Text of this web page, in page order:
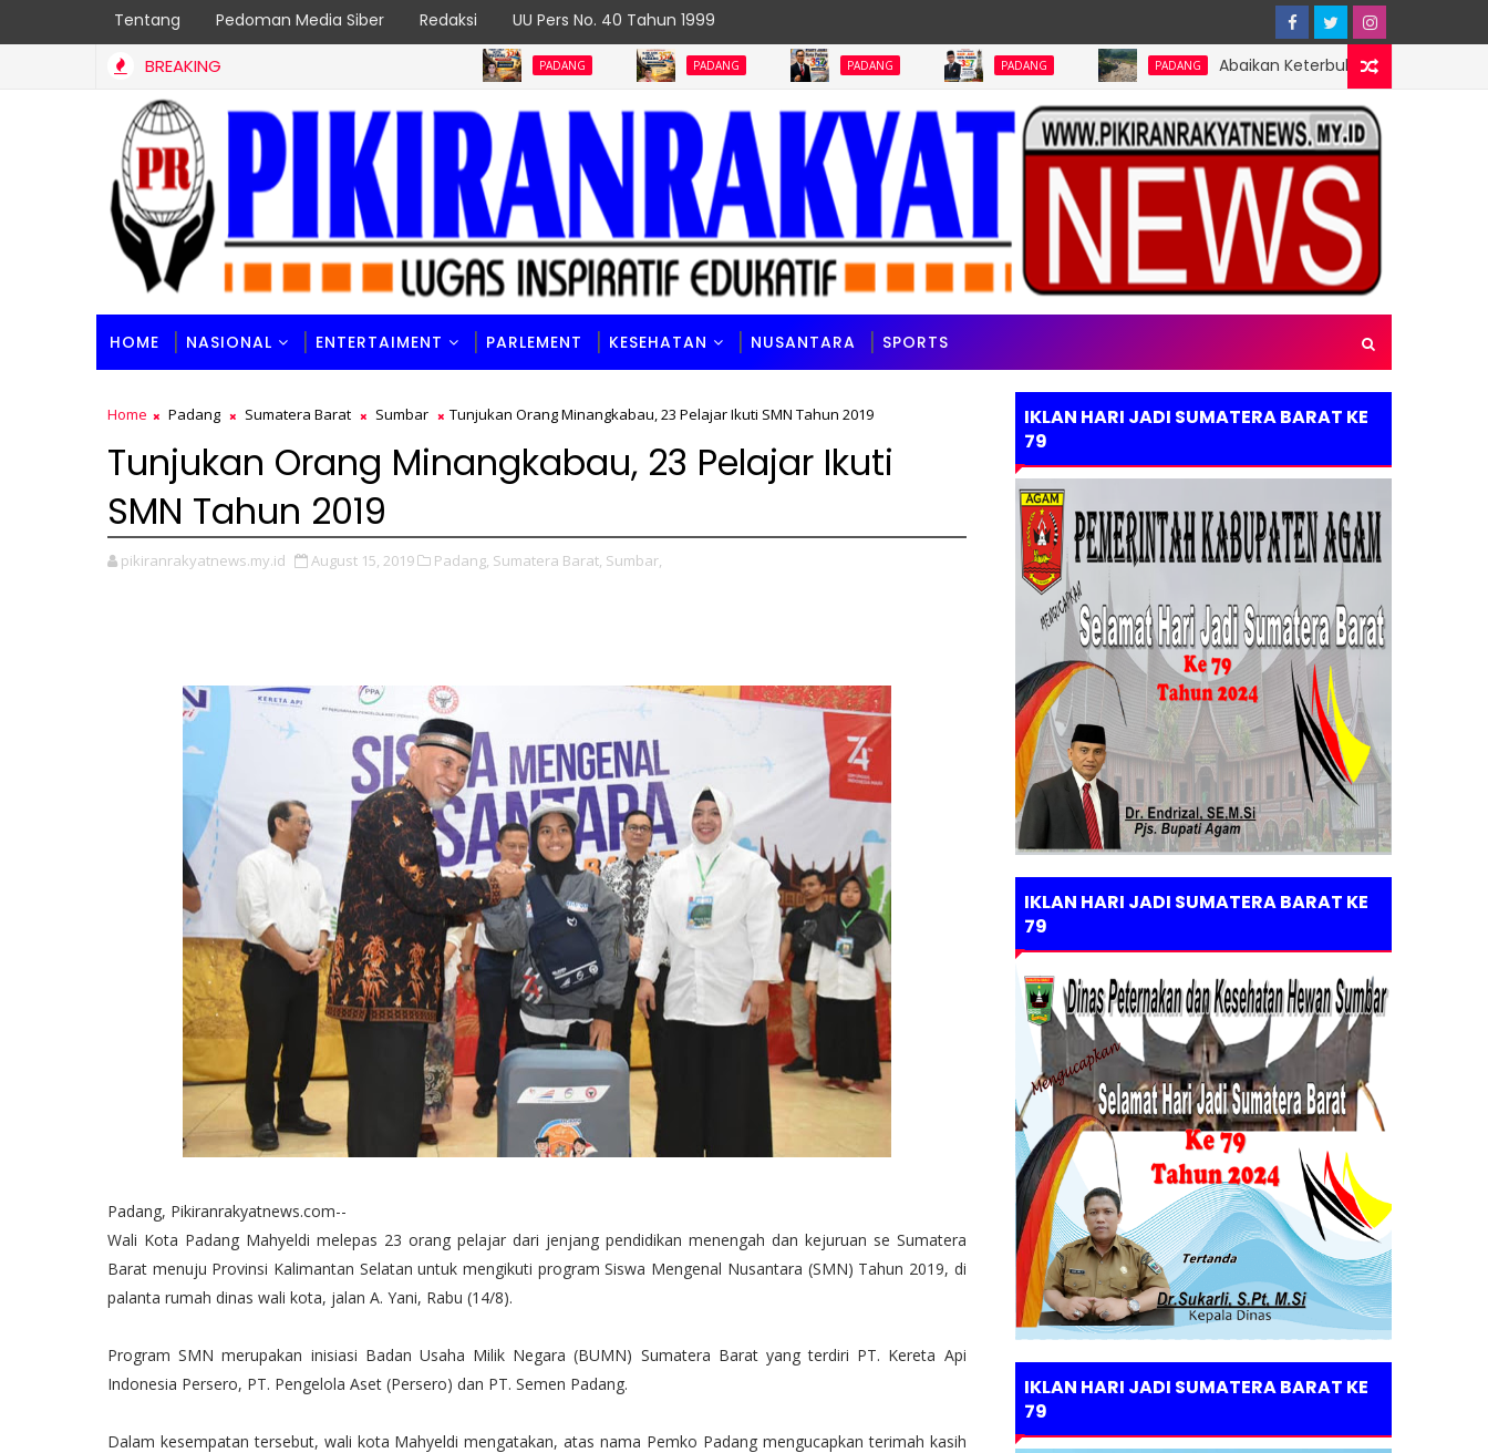
Tentang Pedoman Media Siber Redaksi UU Pers No. 40 Tahun 1999
BREAKING PADANG PADANG PADANG PADANG PADANG Abaikan Keterbukaan Informasi Publik,
HOME NASIONAL ENTERTAIMENT PARLEMENT KESEHATAN NUSANTARA SPORTS
Home Padang Sumatera Barat Sumbar Tunjukan Orang Minangkabau, 23 Pelajar Ikuti SMN Tahun 2019
Tunjukan Orang Minangkabau, 23 Pelajar Ikuti
SMN Tahun 2019
pikiranrakyatnews.my.id August 15, 2019 Padang, Sumatera Barat, Sumbar,
Padang, Pikiranrakyatnews.com--
Wali Kota Padang Mahyeldi melepas 23 orang pelajar dari jenjang pendidikan menengah dan kejuruan se Sumatera
Barat menuju Provinsi Kalimantan Selatan untuk mengikuti program Siswa Mengenal Nusantara (SMN) Tahun 2019, di
palanta rumah dinas wali kota, jalan A. Yani, Rabu (14/8).
Program SMN merupakan inisiasi Badan Usaha Milik Negara (BUMN) Sumatera Barat yang terdiri PT. Kereta Api
Indonesia Persero, PT. Pengelola Aset (Persero) dan PT. Semen Padang.
Dalam kesempatan tersebut, wali kota Mahyeldi mengatakan, atas nama Pemko Padang mengucapkan terimah kasih
IKLAN HARI JADI SUMATERA BARAT KE
79
IKLAN HARI JADI SUMATERA BARAT KE
79
IKLAN HARI JADI SUMATERA BARAT KE
79